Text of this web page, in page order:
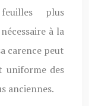
plus
à la
carence peut
uniforme des
anciennes.